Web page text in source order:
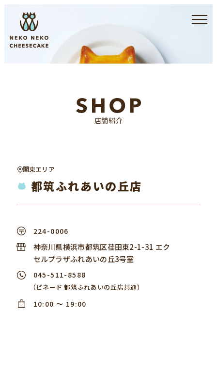
店舗紹介
関東エリア
都筑ふれあいの丘店
224-0006
神奈川県横浜市都筑区荏田東2-1-31 エク
セルプラザふれあいの丘3号室
045-511-8588
（ピネード 都筑ふれあいの丘店共通）
10:00 ～ 19:00